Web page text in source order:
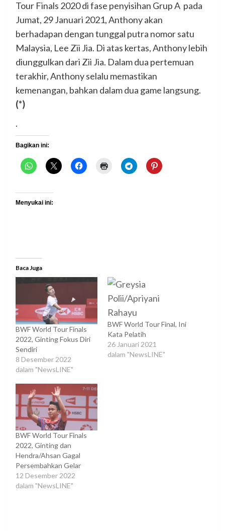
Tour Finals 2020 di fase penyisihan Grup A pada
Jumat, 29 Januari 2021, Anthony akan
berhadapan dengan tunggal putra nomor satu
Malaysia, Lee Zii Jia. Di atas kertas, Anthony lebih
diunggulkan dari Zii Jia. Dalam dua pertemuan
terakhir, Anthony selalu memastikan
kemenangan, bahkan dalam dua game langsung.
(*)
.
Bagikan ini:
Menyukai ini:
Baca Juga
BWF World Tour Finals
2022, Ginting Fokus Diri
Sendiri
8 Desember 2022
dalam "NewsLINE"
BWF World Tour Final, Ini
Kata Pelatih
26 Januari 2021
dalam "NewsLINE"
BWF World Tour Finals
2022, Ginting dan
Hendra/Ahsan Gagal
Persembahkan Gelar
12 Desember 2022
dalam "NewsLINE"